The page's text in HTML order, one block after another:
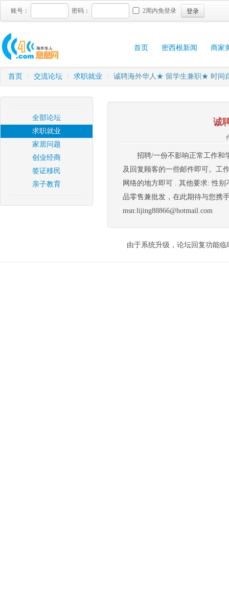
账号： 密码： 2周内免登录 登录
首页 密西根新闻 商家
首页 / 交流论坛 / 求职就业 / 诚聘海外华人★ 留学生兼职★ 时间
全部论坛
求职就业
家居问题
创业经商
签证移民
亲子教育
诚
招聘/一份不影响正常工作和
及回复顾客的一些邮件即可。工
网络的地方即可 . 其他要求: 性
品零售兼批发，在此期待与您携
msn:lijing88866@hotmail.com
由于系统升级，论坛回复功能临